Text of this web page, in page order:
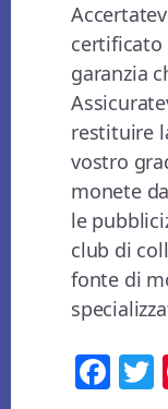
garanzia
restituire
vostro
monete
le
club di
fonte di
Fa